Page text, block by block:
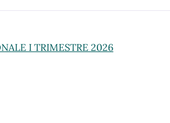
I TRIMESTRE 2026